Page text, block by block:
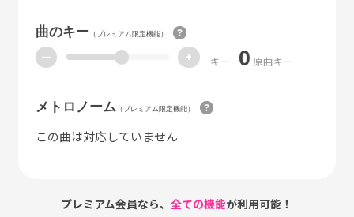
曲のキー（プレミアム限定機能）
ー + キー 0 原曲キー
メトロノーム （プレミアム限定機能）
この曲は対応していません
プレミアム会員なら、全ての機能が利用可能！